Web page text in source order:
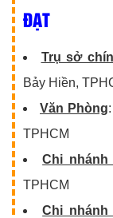
ĐẠT
Trụ sở
Bảy Hiền,
Văn Phòng
TPHCM
Chi nhánh
TPHCM
Chi nhánh